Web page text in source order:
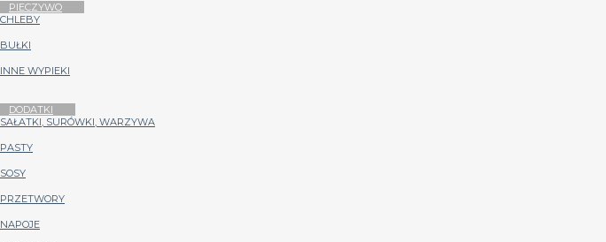
PIECZYWO
CHLEBY
BUŁKI
INNE WYPIEKI
DODATKI
SAŁATKI, SURÓWKI, WARZYWA
PASTY
SOSY
PRZETWORY
NAPOJE